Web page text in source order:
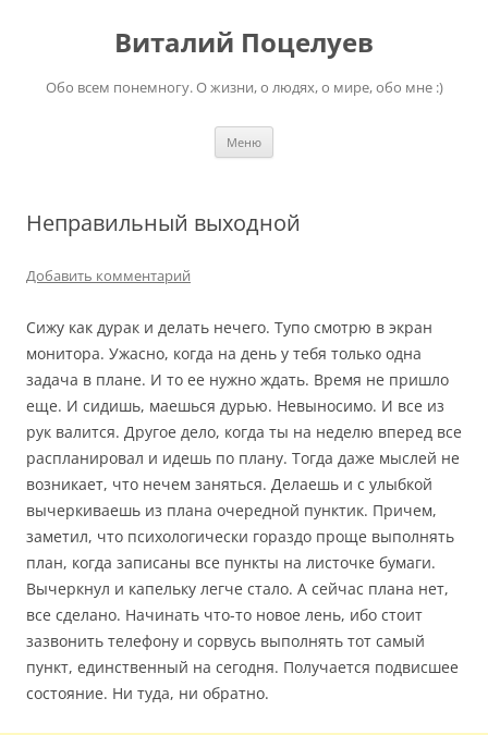
содержимомуВиталий Поцелуев
Обо всем понемногу. О жизни, о людях, о мире, обо мне :)
Меню
Неправильный выходной
Добавить комментарий
Сижу как дурак и делать нечего. Тупо смотрю в экран
монитора. Ужасно, когда на день у тебя только одна
задача в плане. И то ее нужно ждать. Время не пришло
еще. И сидишь, маешься дурью. Невыносимо. И все из
рук валится. Другое дело, когда ты на неделю вперед все
распланировал и идешь по плану. Тогда даже мыслей не
возникает, что нечем заняться. Делаешь и с улыбкой
вычеркиваешь из плана очередной пунктик. Причем,
заметил, что психологически гораздо проще выполнять
план, когда записаны все пункты на листочке бумаги.
Вычеркнул и капельку легче стало. А сейчас плана нет,
все сделано. Начинать что-то новое лень, ибо стоит
зазвонить телефону и сорвусь выполнять тот самый
пункт, единственный на сегодня. Получается подвисшее
состояние. Ни туда, ни обратно.